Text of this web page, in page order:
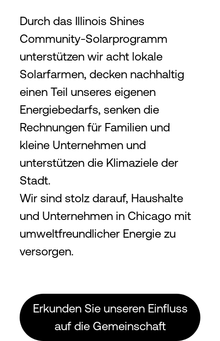
Durch das Illinois Shines
Community-Solarprogramm
unterstützen wir acht lokale
Solarfarmen, decken nachhaltig
einen Teil unseres eigenen
Energiebedarfs, senken die
Rechnungen für Familien und
kleine Unternehmen und
unterstützen die Klimaziele der
Stadt.
Wir sind stolz darauf, Haushalte
und Unternehmen in Chicago mit
umweltfreundlicher Energie zu
versorgen.
Erkunden Sie unseren Einfluss
auf die Gemeinschaft